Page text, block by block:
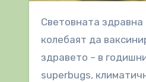
Световната здравна организация (СЗО) наскоро включи скептиците относно ваксините – хора, които се
колебаят да
здравето – в
superbugs,